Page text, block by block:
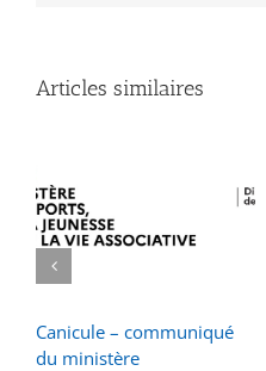
Articles similaires
Canicule – communiqué
du ministère